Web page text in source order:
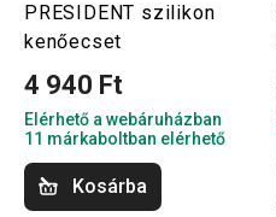
PRESIDENT szilikon
kenőecset
4 940 Ft
Elérhető a webáruházban
11 márkaboltban elérhető
Kosárba